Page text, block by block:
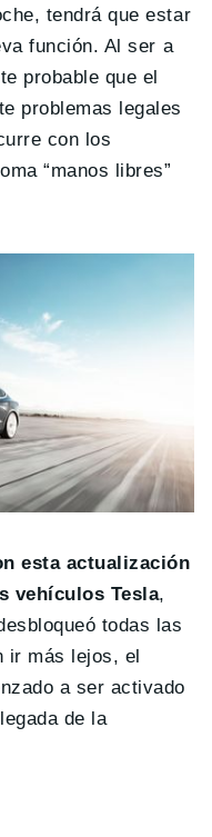
tendrá que estar
función. Al ser a
probable que el
problemas legales
con los
“manos libres”
esta actualización
vehículos Tesla,
todas las
ir más lejos, el
a ser activado
de la